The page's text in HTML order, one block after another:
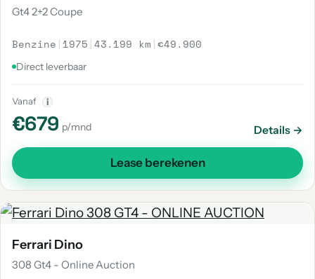
Gt4 2+2 Coupe
Benzine | 1975 |43.199 km |€49.900
Direct leverbaar
Vanaf i
€679 p/mnd Details →
Lease berekenen
Ferrari Dino
308 Gt4 - Online Auction